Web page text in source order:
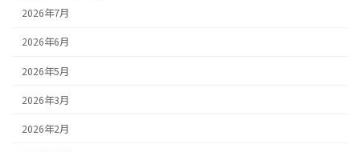
2026年7月
2026年6月
2026年5月
2026年3月
2026年2月